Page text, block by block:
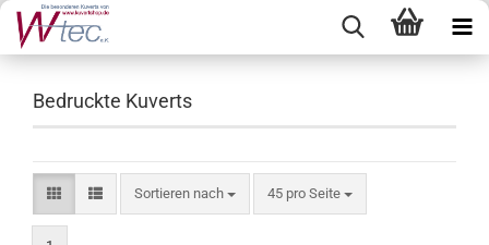
Bedruckte Kuverts
Sortieren nach
Sortieren nach 45 pro Seite
pro Seite